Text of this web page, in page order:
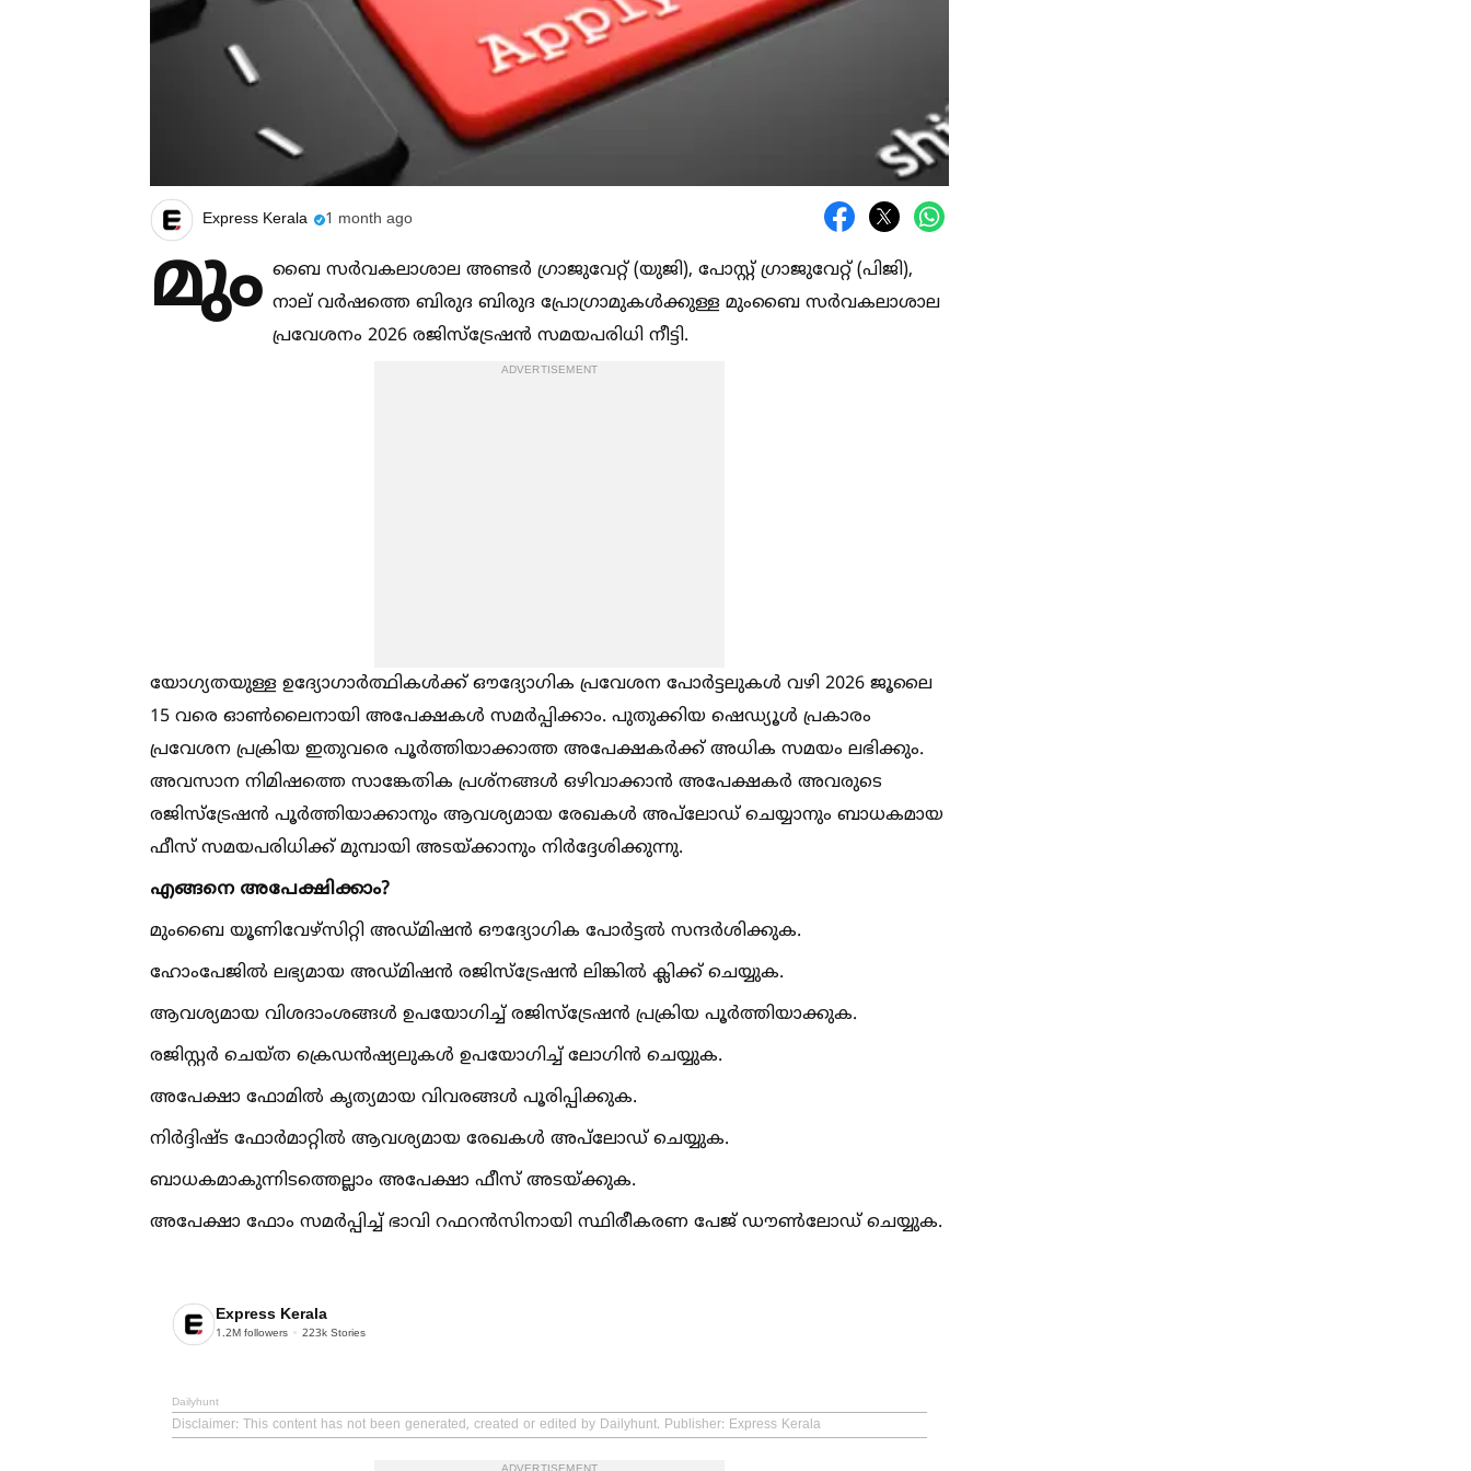
Express Kerala 1 month ago
മും ബൈ സർവകലാശാല അണ്ടർ ഗ്രാജുവേറ്റ് (യുജി), പോസ്റ്റ് ഗ്രാജുവേറ്റ് (പിജി),
നാല് വർഷത്തെ ബിരുദ ബിരുദ പ്രോഗ്രാമുകള്‍ക്കുള്ള മുംബൈ സർവകലാശാല
പ്രവേശനം 2026 രജിസ്ട്രേഷൻ സമയപരിധി നീട്ടി.
ADVERTISEMENT
യോഗ്യതയുള്ള ഉദ്യോഗാർത്ഥികള്‍ക്ക് ഔദ്യോഗിക പ്രവേശന പോർട്ടലുകള്‍ വഴി 2026 ജൂലൈ
15 വരെ ഓണ്‍ലൈനായി അപേക്ഷകള്‍ സമർപ്പിക്കാം. പുതുക്കിയ ഷെഡ്യൂള്‍ പ്രകാരം
പ്രവേശന പ്രക്രിയ ഇതുവരെ പൂർത്തിയാക്കാത്ത അപേക്ഷകർക്ക് അധിക സമയം ലഭിക്കും.
അവസാന നിമിഷത്തെ സാങ്കേതിക പ്രശ്നങ്ങള്‍ ഒഴിവാക്കാൻ അപേക്ഷകർ അവരുടെ
രജിസ്ട്രേഷൻ പൂർത്തിയാക്കാനും ആവശ്യമായ രേഖകള്‍ അപ്‌ലോഡ് ചെയ്യാനും ബാധകമായ
ഫീസ് സമയപരിധിക്ക് മുമ്പായി അടയ്ക്കാനും നിർദ്ദേശിക്കുന്നു.
എങ്ങനെ അപേക്ഷിക്കാം?
മുംബൈ യൂണിവേഴ്സിറ്റി അഡ്മിഷൻ ഔദ്യോഗിക പോർട്ടല്‍ സന്ദർശിക്കുക.
ഹോംപേജില്‍ ലഭ്യമായ അഡ്മിഷൻ രജിസ്ട്രേഷൻ ലിങ്കില്‍ ക്ലിക്ക് ചെയ്യുക.
ആവശ്യമായ വിശദാംശങ്ങള്‍ ഉപയോഗിച്ച്‌ രജിസ്ട്രേഷൻ പ്രക്രിയ പൂർത്തിയാക്കുക.
രജിസ്റ്റർ ചെയ്ത ക്രെഡൻഷ്യലുകള്‍ ഉപയോഗിച്ച്‌ ലോഗിൻ ചെയ്യുക.
അപേക്ഷാ ഫോമില്‍ കൃത്യമായ വിവരങ്ങള്‍ പൂരിപ്പിക്കുക.
നിർദ്ദിഷ്ട ഫോർമാറ്റില്‍ ആവശ്യമായ രേഖകള്‍ അപ്‌ലോഡ് ചെയ്യുക.
ബാധകമാകുന്നിടത്തെല്ലാം അപേക്ഷാ ഫീസ് അടയ്ക്കുക.
അപേക്ഷാ ഫോം സമർപ്പിച്ച്‌ ഭാവി റഫറൻസിനായി സ്ഥിരീകരണ പേജ് ഡൗണ്‍ലോഡ് ചെയ്യുക.
Express Kerala
1.2M followers 223k Stories
Dailyhunt
Disclaimer: This content has not been generated, created or edited by Dailyhunt. Publisher: Express Kerala